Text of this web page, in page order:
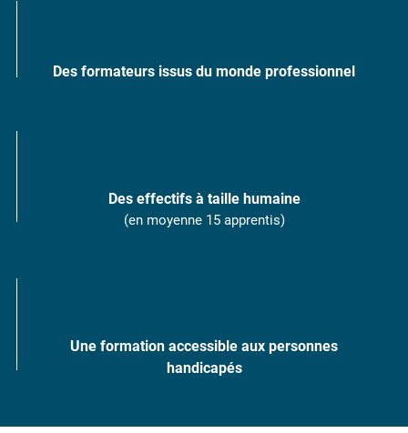
Des formateurs issus du monde professionnel
Des effectifs à taille humaine
(en moyenne 15 apprentis)
Une formation accessible aux personnes
handicapés